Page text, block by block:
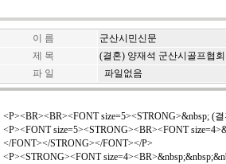
이 름
군산시민신문
제 목
(결혼) 양재석 군산시골프협
파 일
파일없음
<P><BR><BR><FONT size=5><STRONG>&nbsp; (
<P><FONT size=5><STRONG><BR><FONT
</FONT></STRONG></FONT></P>
<P><STRONG><FONT